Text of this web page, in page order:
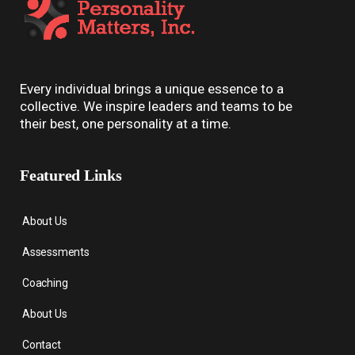
Every individual brings a unique essence to a
collective. We inspire leaders and teams to be
their best, one personality at a time.
Featured Links
About Us
Assessments
Coaching
About Us
Contact